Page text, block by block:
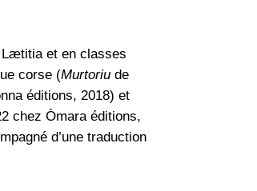
Lætitia et en classes
corse (Murtoriu de
éditions, 2018) et
chez Òmara éditions,
d’une traduction